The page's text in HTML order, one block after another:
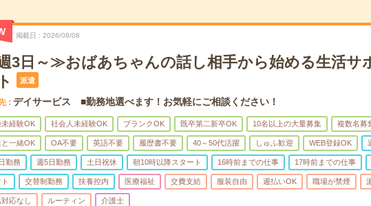
掲載日 2026/08/08
3日～≫おばあちゃんの話し相手から始める生活サ
派遣
デイサービス ■勤務地選べます！お気軽にご相談ください！
経験OK 社会人未経験OK ブランクOK 既卒第二新卒OK 10名以上の大量募集 複数名募
一緒OK OA不要 英語不要 履歴書不要 40～50代活躍 しゅふ歓迎 WEB登録OK
勤務 週5日勤務 土日祝休 朝10時以降スタート 16時前までの仕事 17時前までの仕事
交替制勤務 扶養控内 医療福祉 交費支給 服装自由 週払いOK 職場が禁煙
対応なし ルーティン 介護士